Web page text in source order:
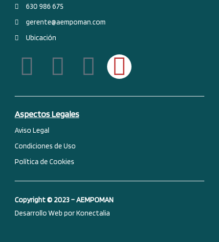
630 986 675
gerente@aempoman.com
Ubicación
F
c
e
b
o
o
L
n
k
e
d
i
Y
b
e
I
n
g
Aspectos Legales
Aviso Legal
Condiciones de Uso
Política de Cookies
Copyright © 2023 – AEMPOMAN
Desarrollo Web por Konectalia